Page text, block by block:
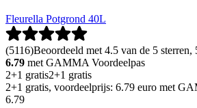
Fleurella Potgrond 40L
(5116)Beoordeeld met 4.5 van de 5
6.79 met GAMMA Voordeelpas
2+1 gratis2+1 gratis
2+1 gratis, voordeelprijs: 6.79 euro met
6.79